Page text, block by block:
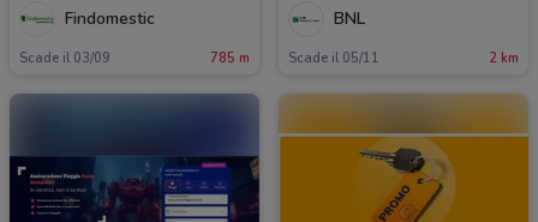
Findomestic
Scade il 03/09 785 m
BNL
Scade il 05/11 2 km